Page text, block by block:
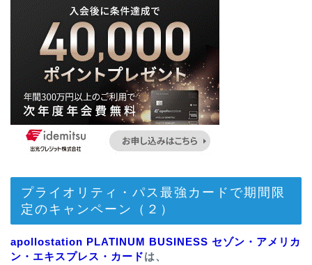
プライオリティ・パス最強カードで期間限
定のキャンペーン（２）
apollostation PLATINUM BUSINESS セゾン・アメリカ
ン・エキスプレス・カードは、